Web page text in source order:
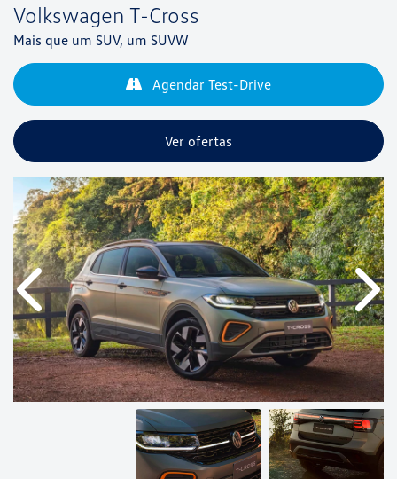
Volkswagen T-Cross
Mais que um SUV, um SUVW
Agendar Test-Drive
Ver ofertas
Anterior